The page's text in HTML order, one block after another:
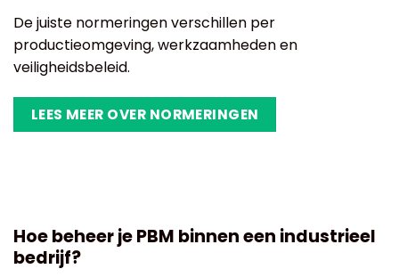
De juiste normeringen verschillen per
productieomgeving, werkzaamheden en
veiligheidsbeleid.
LEES MEER OVER NORMERINGEN
Hoe beheer je PBM binnen een industrieel
bedrijf?